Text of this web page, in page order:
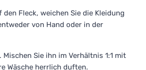
Fleck, weichen Sie die Kleidung
von Hand oder in der
Sie ihn im Verhältnis 1:1 mit
Wäsche herrlich duften.